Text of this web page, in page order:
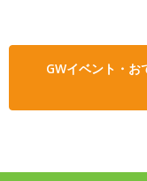
GWイベント・お